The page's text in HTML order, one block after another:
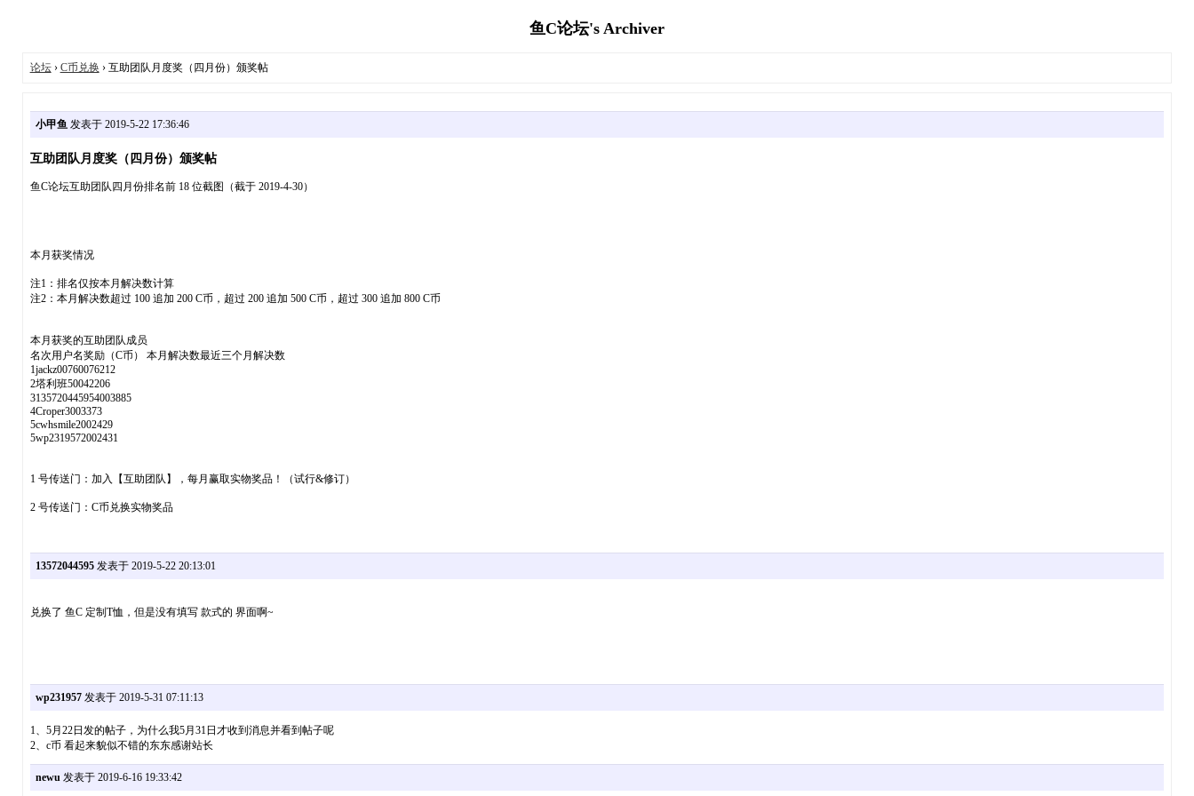
鱼C论坛's Archiver
论坛› C币兑换 › 互助团队月度奖（四月份）颁奖帖
小甲鱼发表于 2019-5-22 17:36:46
互助团队月度奖（四月份）颁奖帖
鱼C论坛互助团队四月份排名前 18 位截图（截于 2019-4-30）
本月获奖情况
注1：排名仅按本月解决数计算
注2：本月解决数超过 100 追加 200 C币，超过 200 追加 500 C币，超过 300 追加 800 C币
本月获奖的互助团队成员
名次用户名奖励（C币） 本月解决数最近三个月解决数
1jackz00760076212
2塔利班50042206
3135720445954003885
4Croper3003373
5cwhsmile2002429
5wp2319572002431
1 号传送门：加入【互助团队】，每月赢取实物奖品！（试行&修订）
2 号传送门：C币兑换实物奖品
13572044595发表于 2019-5-22 20:13:01
兑换了 鱼C 定制T恤，但是没有填写 款式的 界面啊~
wp231957发表于 2019-5-31 07:11:13
1、5月22日发的帖子，为什么我5月31日才收到消息并看到帖子呢
2、c币 看起来貌似不错的东东感谢站长
newu发表于 2019-6-16 19:33:42